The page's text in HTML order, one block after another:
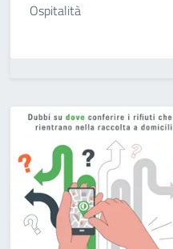
Ospitalità